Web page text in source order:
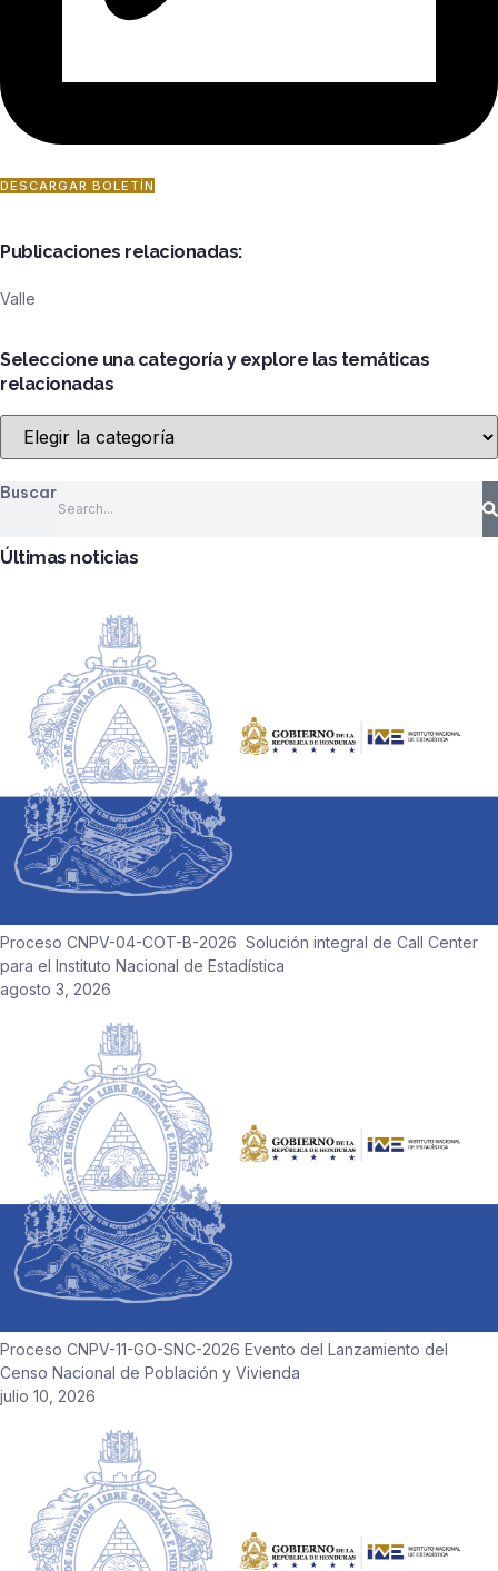
DESCARGAR BOLETÍN
Publicaciones relacionadas:
Valle
Seleccione una categoría y explore las temáticas
relacionadas
Seleccione
una
y
explore
las
temáticas
Buscar
Últimas noticias
Proceso CNPV-04-COT-B-2026 Solución integral de Call Center
para el Instituto Nacional de Estadística
agosto 3, 2026
Proceso CNPV-11-GO-SNC-2026 Evento del Lanzamiento del
Censo Nacional de Población y Vivienda
julio 10, 2026